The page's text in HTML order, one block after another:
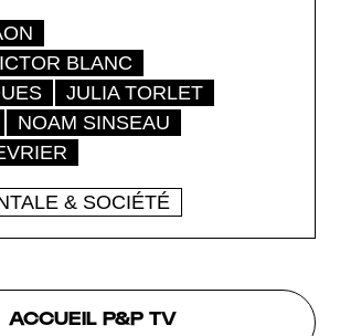
BLANC
JULIA TORLET
NOAM SINSEAU
& SOCIÉTÉ
ACCUEIL P&P TV